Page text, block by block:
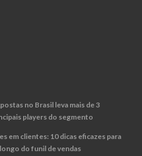
no Brasil leva mais de 3
players do segmento
em clientes: 10 dicas eficazes para
do funil de vendas